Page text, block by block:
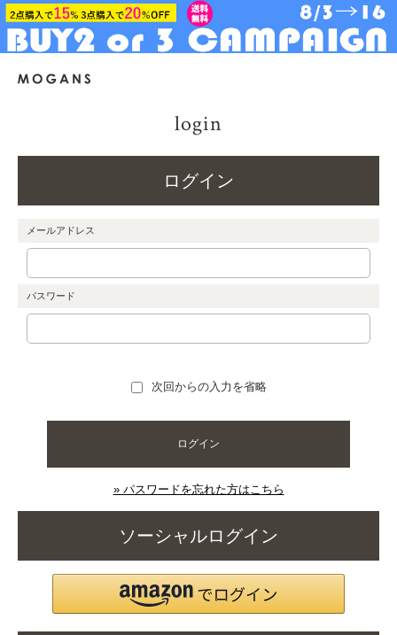
login
ログイン
メールアドレス
パスワード
次回からの入力を省略
ログイン
» パスワードを忘れた方はこちら
ソーシャルログイン